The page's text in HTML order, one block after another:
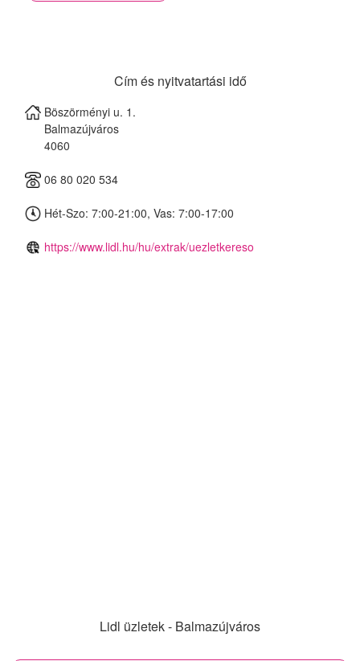
Cím és nyitvatartási idő
Böszörményi u. 1.
Balmazújváros
4060
06 80 020 534
Hét-Szo: 7:00-21:00, Vas: 7:00-17:00
https://www.lidl.hu/hu/extrak/uezletkereso
Lidl üzletek - Balmazújváros